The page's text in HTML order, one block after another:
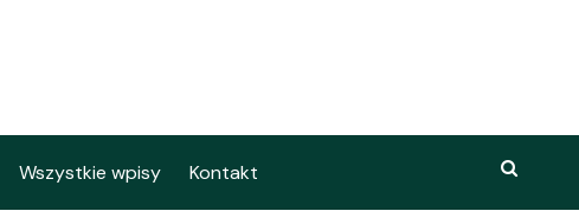
Wszystkie wpisy Kontakt